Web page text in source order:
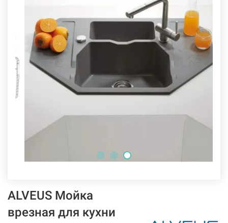
ALVEUS Мойка
врезная для кухни